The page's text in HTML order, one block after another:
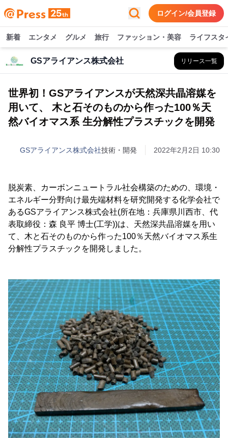
ログイン/会員登録
新着 エンタメ グルメ 旅行 ファッション・美容 ライフスタ
GSアライアンス株式会社 リリース一覧
世界初！GSアライアンスが天然深共晶溶媒を
用いて、 木と石そのものから作った100％天
然バイオマス系 生分解性プラスチックを開発
GSアライアンス株式会社技術・開発 2022年2月2日 10:30
脱炭素、カーボンニュートラル社会構築のための、環境・
エネルギー分野向け最先端材料を研究開発する化学会社で
あるGSアライアンス株式会社(所在地：兵庫県川西市、代
表取締役：森 良平 博士(工学))は、天然深共晶溶媒を用い
て、木と石そのものから作った100％天然バイオマス系生
分解性プラスチックを開発しました。